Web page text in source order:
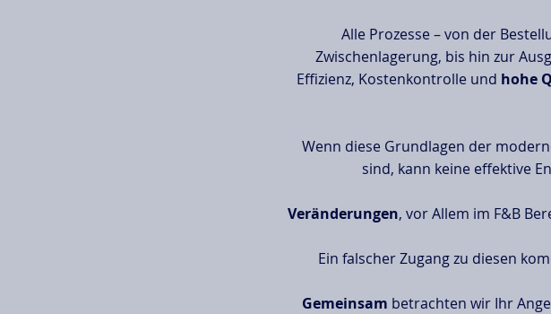
Alle Prozesse – von der
Zwischenlagerung, bis hin zur
Effizienz, Kostenkontrolle und hohe
Wenn diese Grundlagen der
sind, kann keine effektive
Veränderungen, vor Allem im F&B
Ein falscher Zugang zu diesen
Gemeinsam betrachten wir Ihr